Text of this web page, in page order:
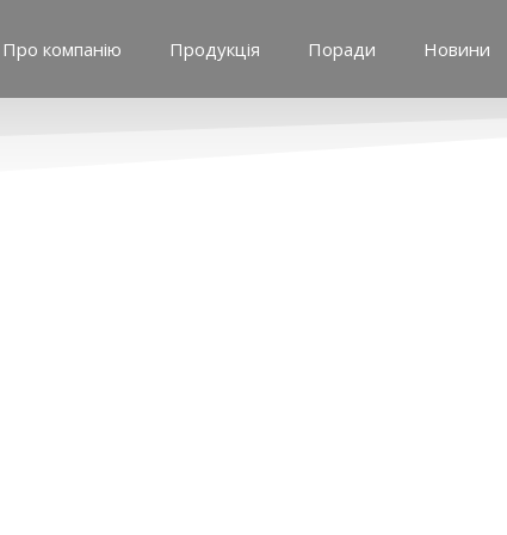
Про компанію Продукція Поради Новини